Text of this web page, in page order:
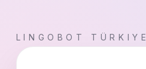
LINGOBOT TÜRKIYE